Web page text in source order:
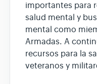
importantes para
salud mental y
mental como
Armadas. A
recursos para la
veteranos y